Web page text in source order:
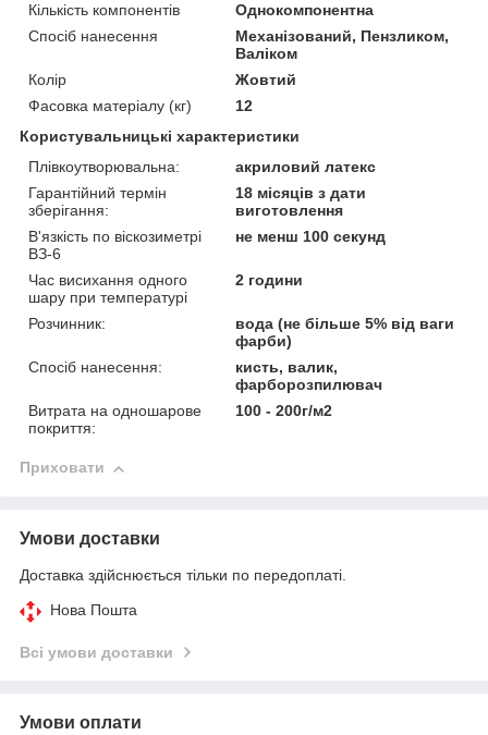
Кількість компонентів
Однокомпонентна
Спосіб нанесення
Механізований, Пензликом,
Валіком
Колір
Жовтий
Фасовка матеріалу (кг)
12
Користувальницькі характеристики
Плівкоутворювальна:
акриловий латекс
Гарантійний термін
зберігання:
18 місяців з дати
виготовлення
В'язкість по віскозиметрі
ВЗ-6
не менш 100 секунд
Час висихання одного
шару при температурі
2 години
Розчинник:
вода (не більше 5% від ваги
фарби)
Спосіб нанесення:
кисть, валик,
фарборозпилювач
Витрата на одношарове
покриття:
100 - 200г/м2
Приховати
Умови доставки
Доставка здійснюється тільки по передоплаті.
Нова Пошта
Всі умови доставки
Умови оплати